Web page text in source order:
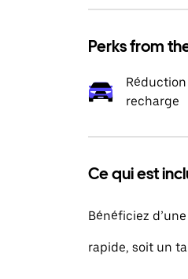
Perks from
recharge
Ce qui est
Bénéficiez
rapide, soit un